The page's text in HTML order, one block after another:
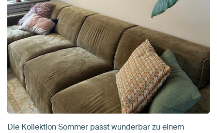
Die Kollektion Sommer passt wunderbar zu einem